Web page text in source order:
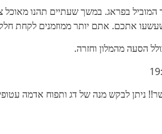
בפראג. במשך שעתיים תהנו מאוכל
אתכם. אתם יותר ממוזמנים לקחת
ניתן לבקש מנה של דג ותפוח אדמה